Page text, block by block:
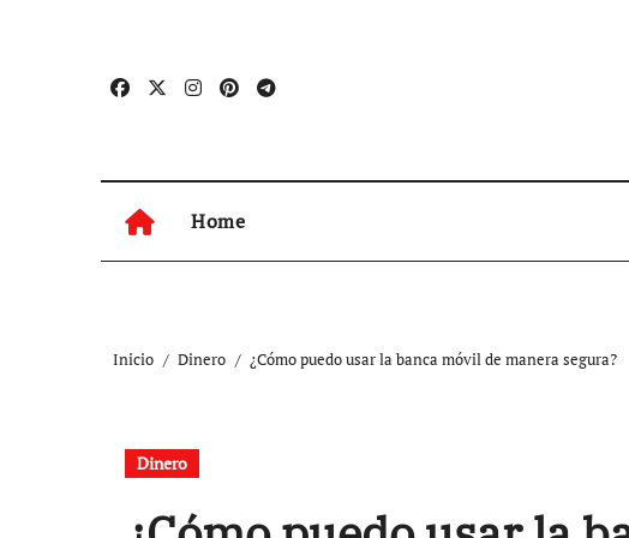
Home
Inicio Dinero ¿Cómo puedo usar la banca móvil de manera segura?
Dinero